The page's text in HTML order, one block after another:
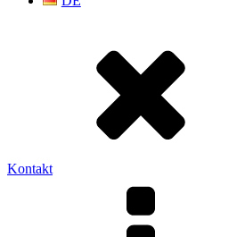
Kontakt